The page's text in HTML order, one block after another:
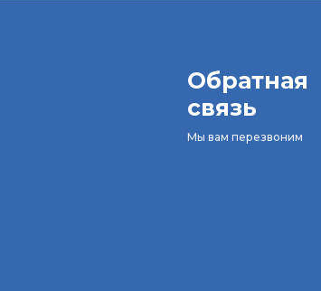
Обратная
связь
Мы вам перезвоним